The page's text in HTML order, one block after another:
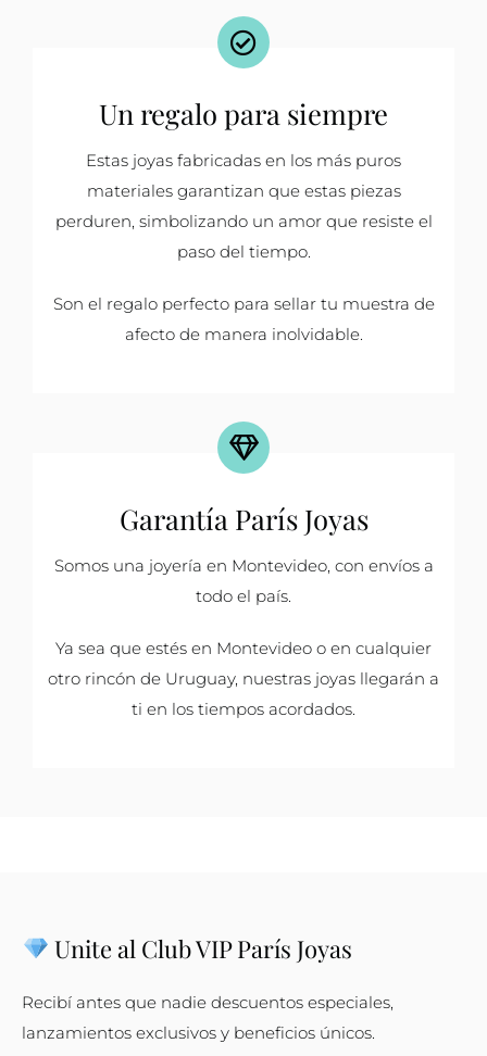
Un regalo para siempre
Estas joyas fabricadas en los más puros
materiales garantizan que estas piezas
perduren, simbolizando un amor que resiste el
paso del tiempo.
Son el regalo perfecto para sellar tu muestra de
afecto de manera inolvidable.
Garantía París Joyas
Somos una joyería en Montevideo, con envíos a
todo el país.
Ya sea que estés en Montevideo o en cualquier
otro rincón de Uruguay, nuestras joyas llegarán a
ti en los tiempos acordados.
Unite al Club VIP París Joyas
Recibí antes que nadie descuentos especiales,
lanzamientos exclusivos y beneficios únicos.